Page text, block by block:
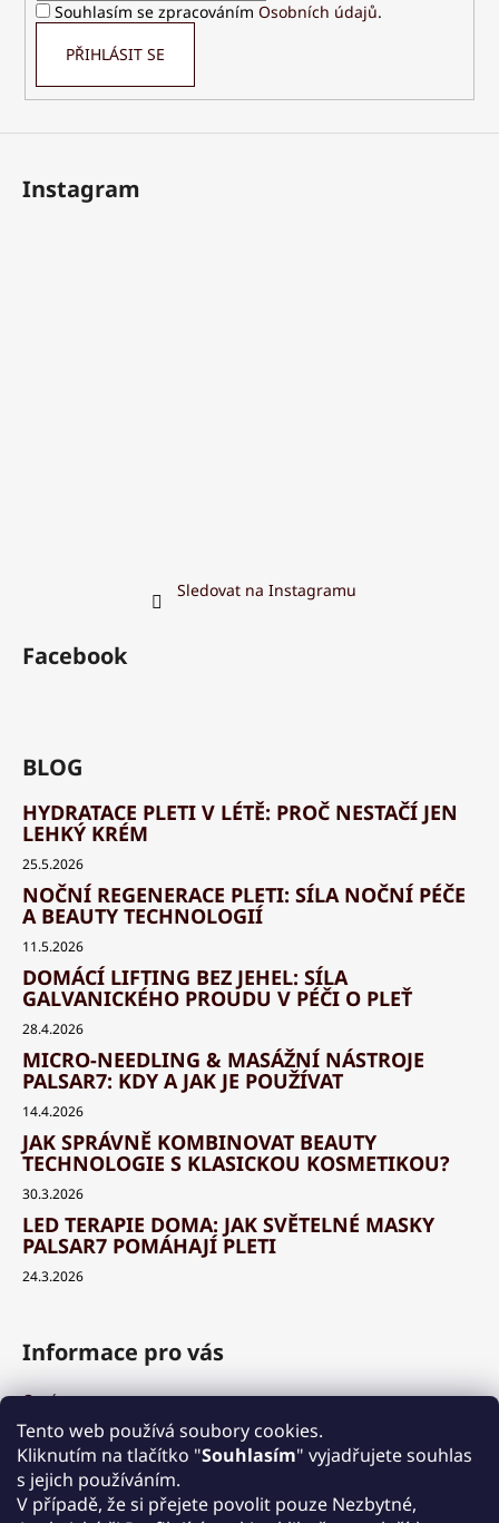
Tento web používá soubory cookies.
Kliknutím na tlačítko "Souhlasím" vyjadřujete souhlas
s jejich používáním.
V případě, že si přejete povolit pouze Nezbytné,
Souhlasím se zpracováním Osobních údajů.
PŘIHLÁSIT SE
Instagram
Sledovat na Instagramu
Facebook
BLOG
HYDRATACE PLETI V LÉTĚ: PROČ NESTAČÍ JEN
LEHKÝ KRÉM
25.5.2026
NOČNÍ REGENERACE PLETI: SÍLA NOČNÍ PÉČE
A BEAUTY TECHNOLOGIÍ
11.5.2026
DOMÁCÍ LIFTING BEZ JEHEL: SÍLA
GALVANICKÉHO PROUDU V PÉČI O PLEŤ
28.4.2026
MICRO-NEEDLING & MASÁŽNÍ NÁSTROJE
PALSAR7: KDY A JAK JE POUŽÍVAT
14.4.2026
JAK SPRÁVNĚ KOMBINOVAT BEAUTY
TECHNOLOGIE S KLASICKOU KOSMETIKOU?
30.3.2026
LED TERAPIE DOMA: JAK SVĚTELNÉ MASKY
PALSAR7 POMÁHAJÍ PLETI
24.3.2026
Informace pro vás
O nás
Výhody a garance
Množstevní slevy
Způsob nákupu a dopravy
Reklamace